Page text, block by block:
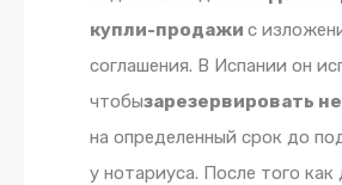
купли-продажи с
соглашения. В Испании он
чтобызарезервировать
на определенный срок до
у нотариуса. После того как